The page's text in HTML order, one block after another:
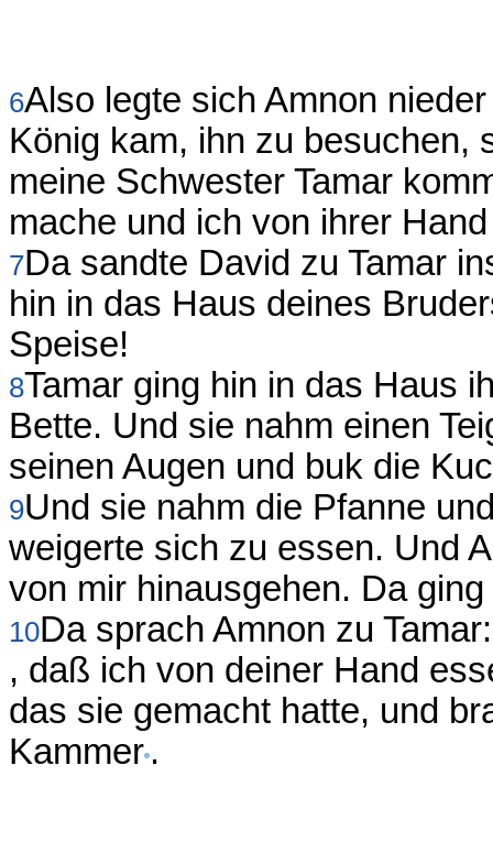
6Also legte sich Amnon
König kam, ihn zu besuchen,
meine Schwester Tamar
mache und ich von ihrer
7Da sandte David zu Tamar
hin in das Haus deines
Speise!
8Tamar ging hin in das Haus
Bette. Und sie nahm einen
seinen Augen und buk die
9Und sie nahm die Pfanne
weigerte sich zu essen. Und
von mir hinausgehen. Da
10Da sprach Amnon zu
, daß ich von deiner Hand
das sie gemacht hatte, und
Kammer .